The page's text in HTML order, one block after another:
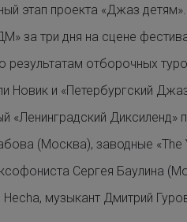
этап проекта «Джаз
за три дня на сцене
отборочных
Новик и «Петербургский
Диксиленд»
(Москва), заводные «The
Сергея Баулина
музыкант Дмитрий